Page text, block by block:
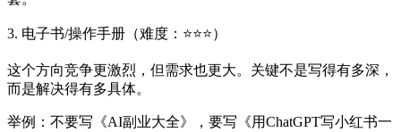
3. 电子书/操作手册（难度：⭐⭐⭐）
这个方向竞争更激烈，但需求也更大。关键不是写得有多深，
而是解决得有多具体。
举例：不要写《AI副业大全》，要写《用ChatGPT写小红书一